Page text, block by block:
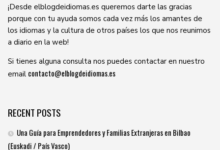
¡Desde elblogdeidiomas.es queremos darte las gracias
porque con tu ayuda somos cada vez más los amantes de
los idiomas y la cultura de otros países los que nos reunimos
a diario en la web!
Si tienes alguna consulta nos puedes contactar en nuestro
email contacto@elblogdeidiomas.es
RECENT POSTS
Una Guía para Emprendedores y Familias Extranjeras en Bilbao
(Euskadi / País Vasco)